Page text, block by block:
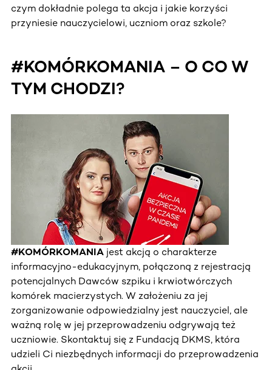
czym dokładnie polega ta akcja i jakie korzyści
przyniesie nauczycielowi, uczniom oraz szkole?
#KOMÓRKOMANIA – O CO W
TYM CHODZI?
#KOMÓRKOMANIA jest akcją o charakterze
informacyjno-edukacyjnym, połączoną z rejestracją
potencjalnych Dawców szpiku i krwiotwórczych
komórek macierzystych. W założeniu za jej
zorganizowanie odpowiedzialny jest nauczyciel, ale
ważną rolę w jej przeprowadzeniu odgrywają też
uczniowie. Skontaktuj się z Fundacją DKMS, która
udzieli Ci niezbędnych informacji do przeprowadzenia